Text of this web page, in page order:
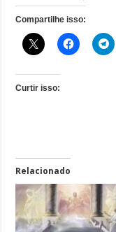
Compartilhe isso:
Curtir isso:
Relacionado